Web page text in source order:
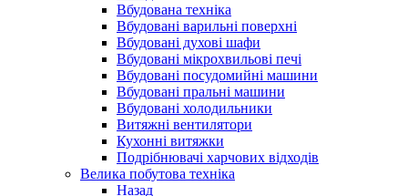
Вбудована техніка
Вбудовані варильні поверхні
Вбудовані духові шафи
Вбудовані мікрохвильові печі
Вбудовані посудомийні машини
Вбудовані пральні машини
Вбудовані холодильники
Витяжні вентилятори
Кухонні витяжки
Подрібнювачі харчових відходів
Велика побутова техніка
Назад